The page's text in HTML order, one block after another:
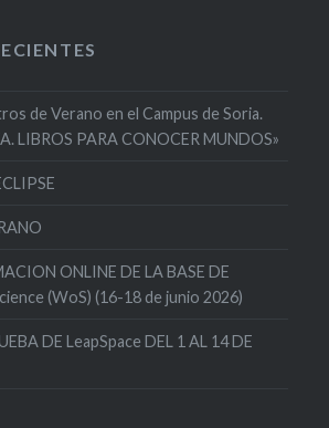
de Verano en el Campus de Soria.
LIBROS PARA CONOCER MUNDOS»
ONLINE DE LA BASE DE
(WoS) (16-18 de junio 2026)
DE LeapSpace DEL 1 AL 14 DE